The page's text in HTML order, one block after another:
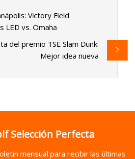
Victory Field
LED vs. Omaha
del premio TSE Slam Dunk:
Mejor idea nueva
Selección Perfecta
mensual para recibir las últimas